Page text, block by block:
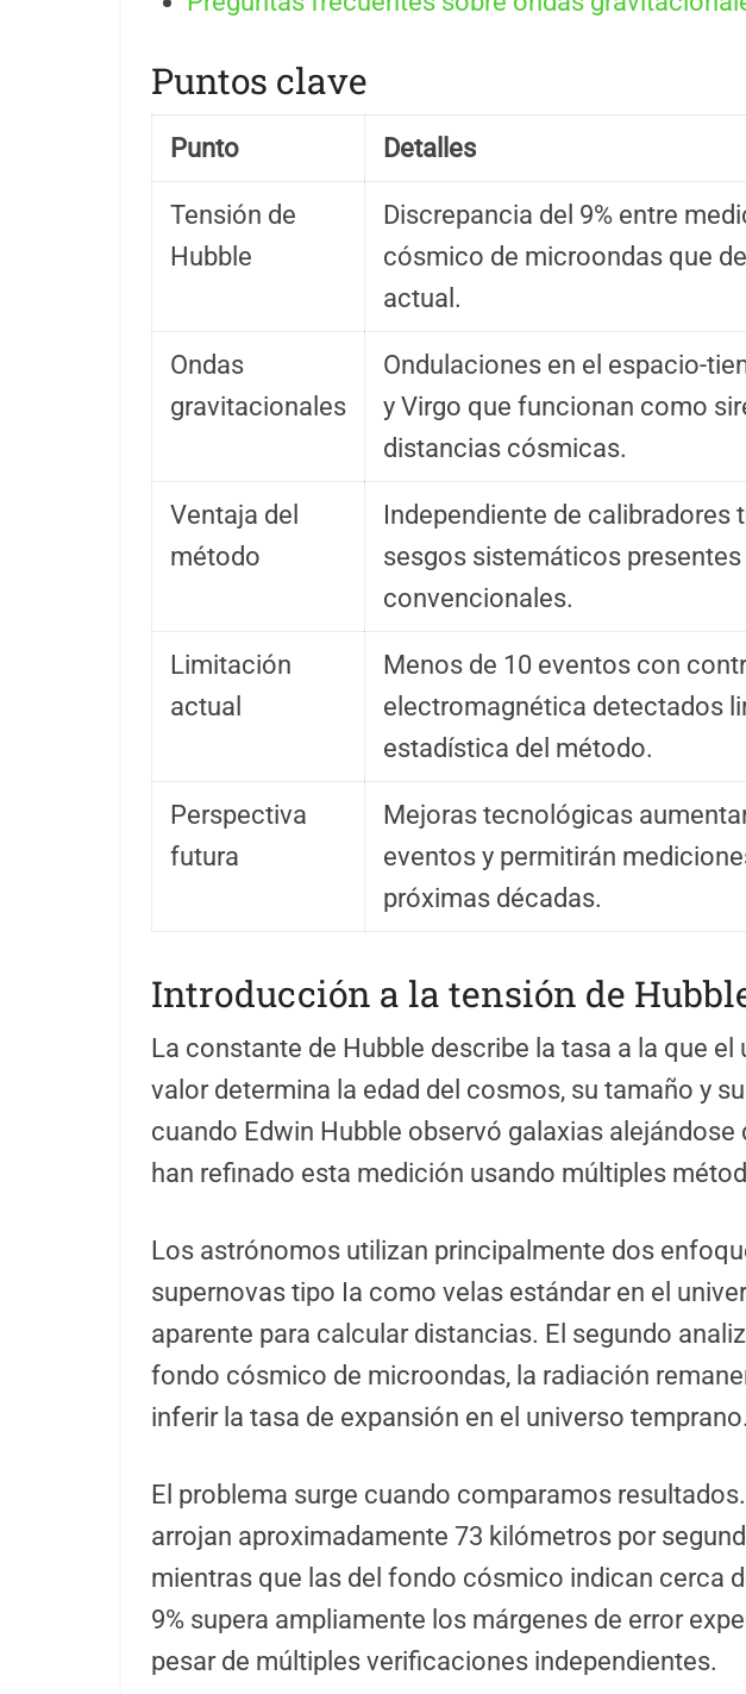
Puntos clave
Punto Detalles
Tensión de
Hubble
Discrepancia del 9% entre
cósmico de microondas que
actual.
Ondas
gravitacionales
Ondulaciones en el espacio-
y Virgo que funcionan como
distancias cósmicas.
Ventaja del
método
Independiente de calibradores
sesgos sistemáticos
convencionales.
Limitación
actual
Menos de 10 eventos con
electromagnética detectados
estadística del método.
Perspectiva
futura
Mejoras tecnológicas
eventos y permitirán
próximas décadas.
Introducción a la tensión de
La constante de Hubble describe la tasa a la que el
valor determina la edad del cosmos, su tamaño y
cuando Edwin Hubble observó galaxias
han refinado esta medición usando múltiples
Los astrónomos utilizan principalmente dos
supernovas tipo Ia como velas estándar en el
aparente para calcular distancias. El segundo
fondo cósmico de microondas, la radiación
inferir la tasa de expansión en el universo temprano.
El problema surge cuando comparamos
arrojan aproximadamente 73 kilómetros por
mientras que las del fondo cósmico indican cerca
9% supera ampliamente los márgenes de error
pesar de múltiples verificaciones independientes.